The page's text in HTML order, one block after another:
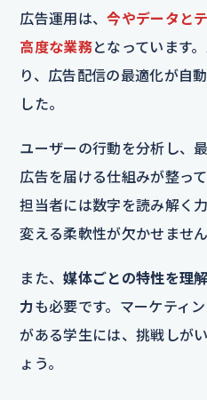
広告運用は、今やデータと
高度な業務となっています
り、広告配信の最適化が自
した。
ユーザーの行動を分析し、
広告を届ける仕組みが整っ
担当者には数字を読み解く
変える柔軟性が欠かせません
また、媒体ごとの特性を理
力も必要です。マーケティ
がある学生には、挑戦しが
ょう。